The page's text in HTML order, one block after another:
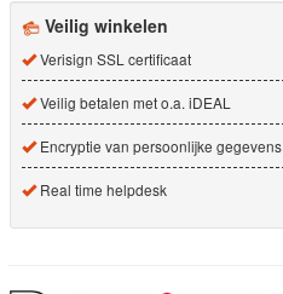
Veilig winkelen
Verisign SSL certificaat
Veilig betalen met o.a. iDEAL
Encryptie van persoonlijke gegevens
Real time helpdesk